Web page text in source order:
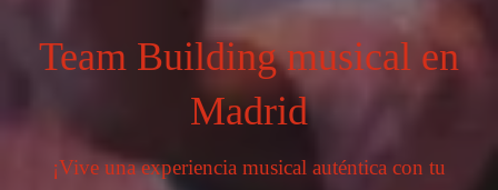
Team Building musical en
Madrid
¡Vive una experiencia musical auténtica con tu